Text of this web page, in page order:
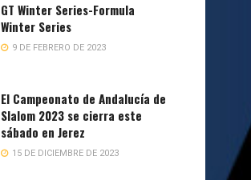
GT Winter Series-Formula
Winter Series
9 DE FEBRERO DE 2023
El Campeonato de Andalucía de
Slalom 2023 se cierra este
sábado en Jerez
15 DE DICIEMBRE DE 2023